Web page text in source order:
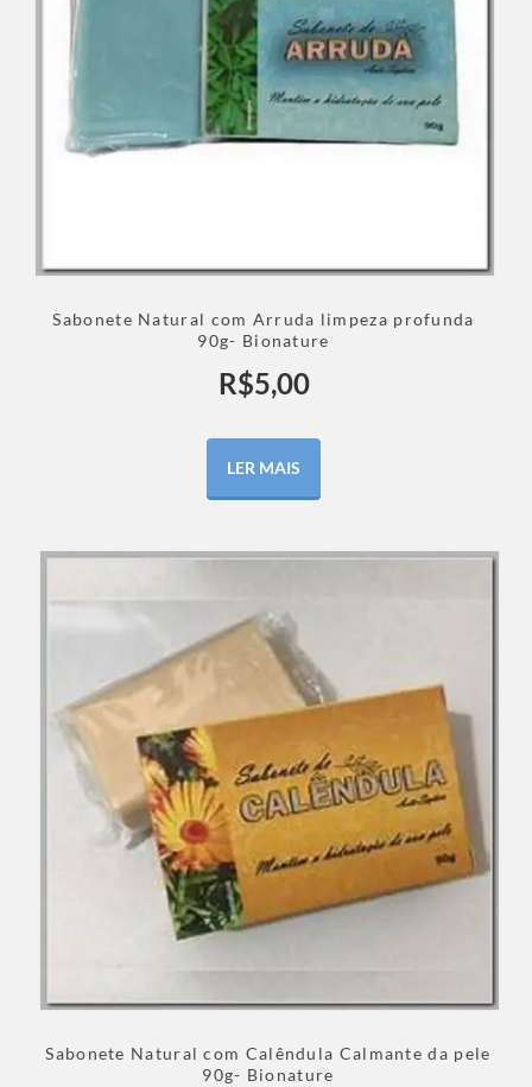
Sabonete Natural com Arruda limpeza profunda
90g- Bionature
R$5,00
LER MAIS
Sabonete Natural com Calêndula Calmante da pele
90g- Bionature